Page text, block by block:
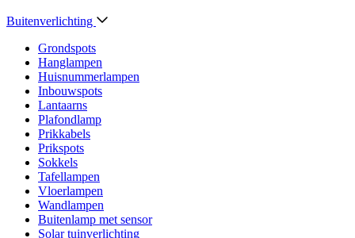
Buitenverlichting
Grondspots
Hanglampen
Huisnummerlampen
Inbouwspots
Lantaarns
Plafondlamp
Prikkabels
Prikspots
Sokkels
Tafellampen
Vloerlampen
Wandlampen
Buitenlamp met sensor
Solar tuinverlichting